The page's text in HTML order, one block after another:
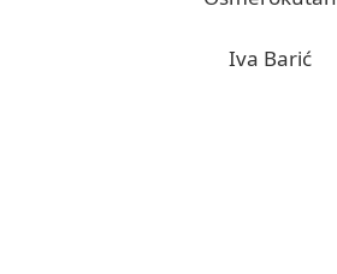
Iva Barić